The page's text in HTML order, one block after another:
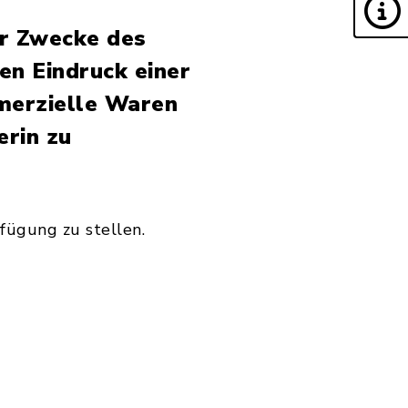
Zwecke des
Eindruck einer
Waren
zu
zu stellen.